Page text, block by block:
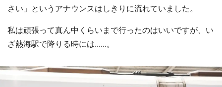
さい」というアナウンスはしきりに流れていました。
私は頑張って真ん中くらいまで行ったのはいいですが、い
ざ熱海駅で降りる時には......。